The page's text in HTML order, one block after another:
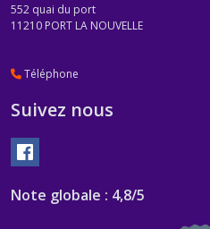
552 quai du port
11210 PORT LA NOUVELLE
Téléphone
Suivez nous
Note globale : 4,8/5